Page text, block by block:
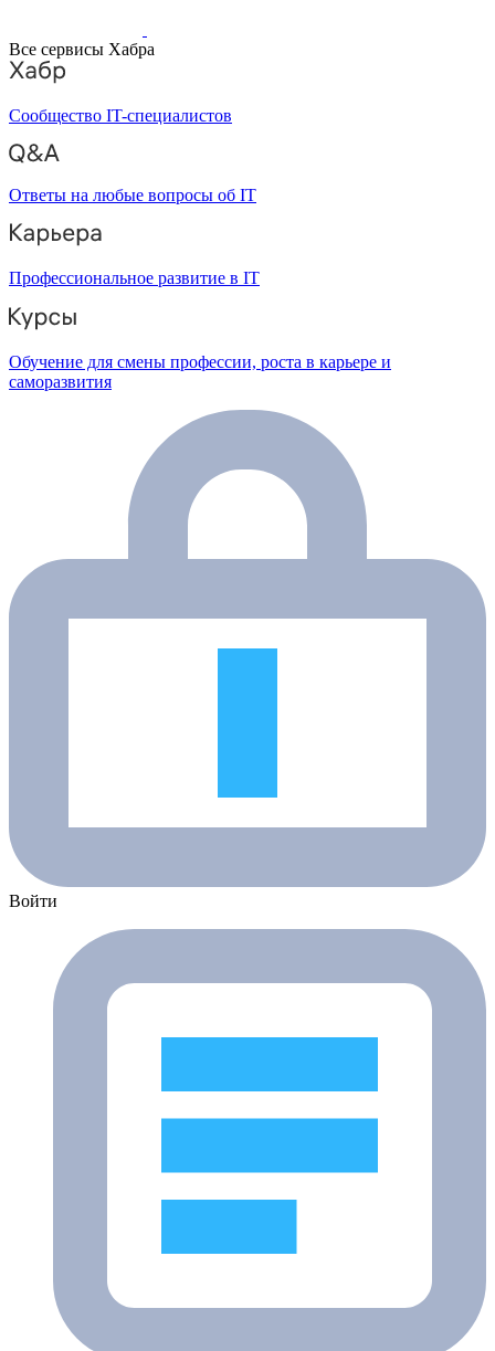
Все сервисы Хабра
Сообщество IT-специалистов
Ответы на любые вопросы об IT
Профессиональное развитие в IT
Обучение для смены профессии, роста в карьере и
саморазвития
Войти